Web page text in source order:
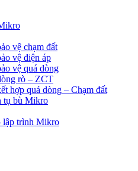
vệ chạm đất
vệ điện áp
vệ quá dòng
rò – ZCT
hợp quá dòng – Chạm đất
tụ bù Mikro
lập trình Mikro